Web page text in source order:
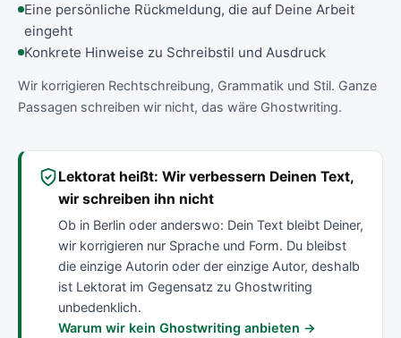
Eine persönliche Rückmeldung, die auf Deine Arbeit
eingeht
Konkrete Hinweise zu Schreibstil und Ausdruck
Wir korrigieren Rechtschreibung, Grammatik und Stil. Ganze
Passagen schreiben wir nicht, das wäre Ghostwriting.
Lektorat heißt: Wir verbessern Deinen Text,
wir schreiben ihn nicht
Ob in Berlin oder anderswo: Dein Text bleibt Deiner,
wir korrigieren nur Sprache und Form. Du bleibst
die einzige Autorin oder der einzige Autor, deshalb
ist Lektorat im Gegensatz zu Ghostwriting
unbedenklich.
Warum wir kein Ghostwriting anbieten →